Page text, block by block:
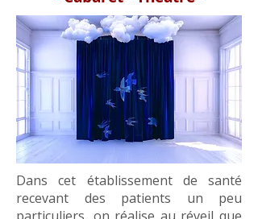
Dans cet établissement de santé
recevant des patients un peu